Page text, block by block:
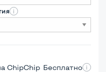
ChipChip Бесплатно